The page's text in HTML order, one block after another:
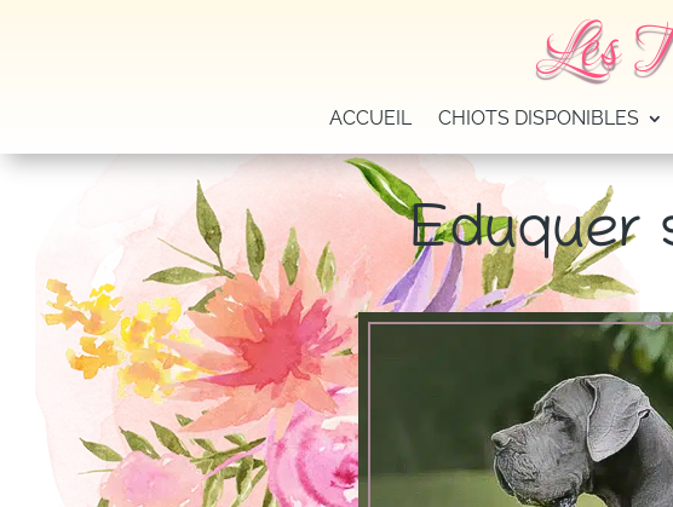
Les
ACCUEIL CHIOTS DISPONIBLES
Eduquer